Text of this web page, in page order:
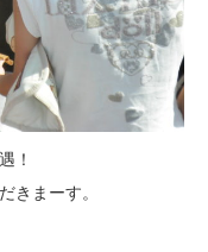
！
きまーす。